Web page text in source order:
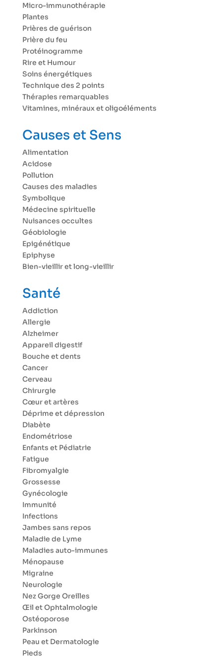
Micro-immunothérapie
Plantes
Prières de guérison
Prière du feu
Protéinogramme
Rire et Humour
Soins énergétiques
Technique des 2 points
Thérapies remarquables
Vitamines, minéraux et oligoéléments
Causes et Sens
Alimentation
Acidose
Pollution
Causes des maladies
Symbolique
Médecine spirituelle
Nuisances occultes
Géobiologie
Epigénétique
Epiphyse
Bien-vieillir et long-vieillir
Santé
Addiction
Allergie
Alzheimer
Appareil digestif
Bouche et dents
Cancer
Cerveau
Chirurgie
Cœur et artères
Déprime et dépression
Diabète
Endométriose
Enfants et Pédiatrie
Fatigue
Fibromyalgie
Grossesse
Gynécologie
Immunité
Infections
Jambes sans repos
Maladie de Lyme
Maladies auto-immunes
Ménopause
Migraine
Neurologie
Nez Gorge Oreilles
Œil et Ophtalmologie
Ostéoporose
Parkinson
Peau et Dermatologie
Pieds